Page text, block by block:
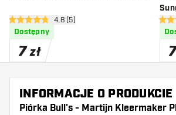
otwórz panel recenzji
4.8 gwiazdki oceny
4.8 (5)
Dostępny
7 zł
3.5
INFORMACJE O PRODUKCIE
Piórka Bull's - Martijn Kleermaker